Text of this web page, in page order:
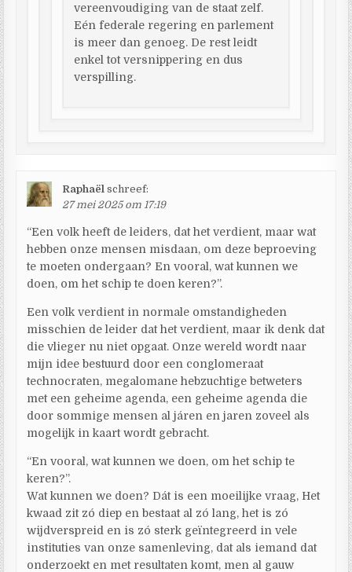
vereenvoudiging van de staat zelf.
Eén federale regering en parlement
is meer dan genoeg. De rest leidt
enkel tot versnippering en dus
verspilling.
Raphaël schreef:
27 mei 2025 om 17:19
“Een volk heeft de leiders, dat het verdient, maar wat
hebben onze mensen misdaan, om deze beproeving
te moeten ondergaan? En vooral, wat kunnen we
doen, om het schip te doen keren?”.
Een volk verdient in normale omstandigheden
misschien de leider dat het verdient, maar ik denk dat
die vlieger nu niet opgaat. Onze wereld wordt naar
mijn idee bestuurd door een conglomeraat
technocraten, megalomane hebzuchtige betweters
met een geheime agenda, een geheime agenda die
door sommige mensen al járen en jaren zoveel als
mogelijk in kaart wordt gebracht.
“En vooral, wat kunnen we doen, om het schip te
keren?”.
Wat kunnen we doen? Dát is een moeilijke vraag, Het
kwaad zit zó diep en bestaat al zó lang, het is zó
wijdverspreid en is zó sterk geïntegreerd in vele
instituties van onze samenleving, dat als iemand dat
onderzoekt en met resultaten komt, men al gauw